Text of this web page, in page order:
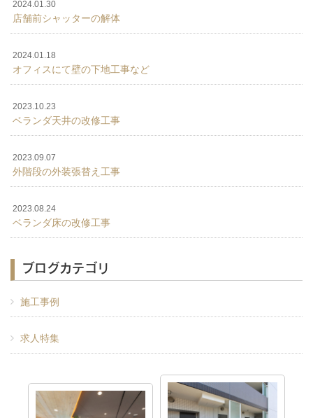
2024.01.30
店舗前シャッターの解体
2024.01.18
オフィスにて壁の下地工事など
2023.10.23
ベランダ天井の改修工事
2023.09.07
外階段の外装張替え工事
2023.08.24
ベランダ床の改修工事
ブログカテゴリ
施工事例
求人特集